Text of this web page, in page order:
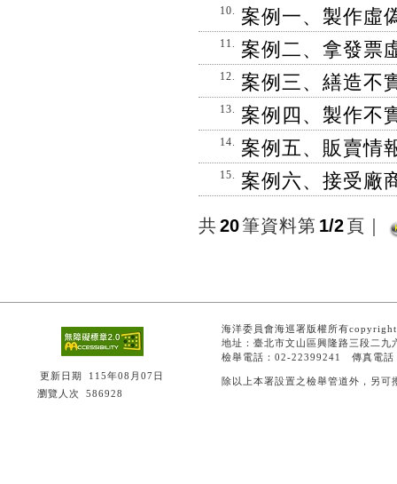
10. 案例一、製作虛
11. 案例二、拿發票
12. 案例三、繕造不
13. 案例四、製作不
14. 案例五、販賣情
15. 案例六、接受廠
共20筆資料第 1/2頁
更新日期
115年08月07日
瀏覽人次
586928
海洋委員會海巡署版權所有
地址：臺北市文山區興隆路三段二
檢舉電話：02-22399241 傳真電話
除以上本署設置之檢舉管道外，另